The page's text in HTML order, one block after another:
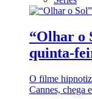
“Olhar o
quinta-
O filme
Cannes, chega